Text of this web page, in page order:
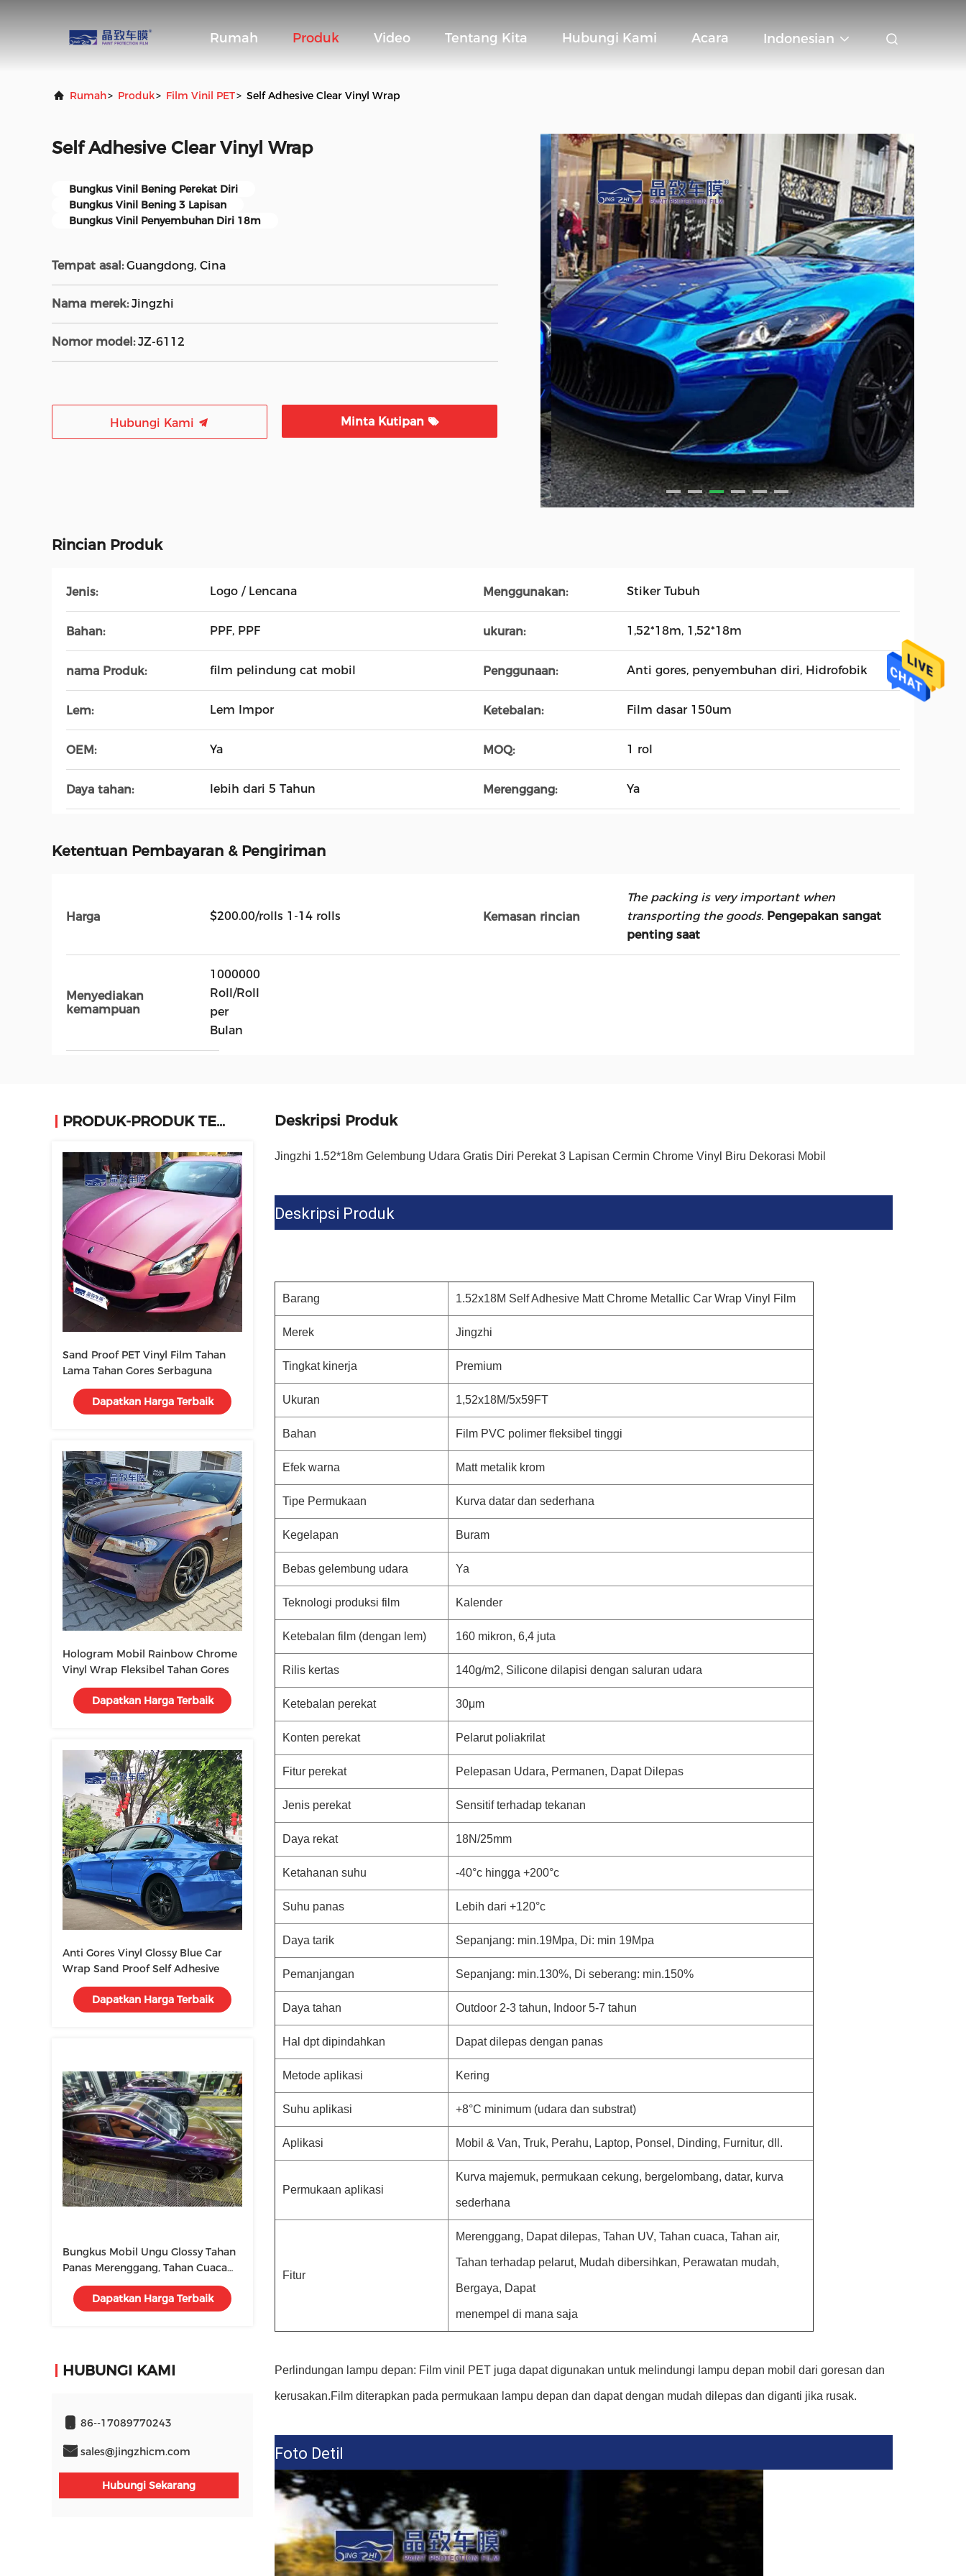
Rumah Produk Video Tentang Kita Hubungi Kami Acara Indonesian
Rumah> Produk> Film Vinil PET> Self Adhesive Clear Vinyl Wrap
Self Adhesive Clear Vinyl Wrap
Bungkus Vinil Bening Perekat Diri
Bungkus Vinil Bening 3 Lapisan
Bungkus Vinil Penyembuhan Diri 18m
Tempat asal: Guangdong, Cina
Nama merek: Jingzhi
Nomor model: JZ-6112
Hubungi Kami Minta Kutipan
Rincian Produk
Jenis: Logo / Lencana Menggunakan: Stiker Tubuh
Bahan: PPF, PPF ukuran: 1,52*18m, 1,52*18m
nama Produk: film pelindung cat mobil Penggunaan: Anti gores, penyembuhan diri, Hidrofobik
Lem: Lem Impor Ketebalan: Film dasar 150um
OEM: Ya MOQ: 1 rol
Daya tahan: lebih dari 5 Tahun Merenggang: Ya
Ketentuan Pembayaran & Pengiriman
Harga $200.00/rolls 1-14 rolls Kemasan rincian
The packing is very important when
transporting the goods. Pengepakan sangat
penting saat
Menyediakan
kemampuan
1000000
Roll/Roll
per
Bulan
PRODUK-PRODUK TERKAIT
Sand Proof PET Vinyl Film Tahan
Lama Tahan Gores Serbaguna
Dapatkan Harga Terbaik
Hologram Mobil Rainbow Chrome
Vinyl Wrap Fleksibel Tahan Gores
Dapatkan Harga Terbaik
Anti Gores Vinyl Glossy Blue Car
Wrap Sand Proof Self Adhesive
Dapatkan Harga Terbaik
Bungkus Mobil Ungu Glossy Tahan
Panas Merenggang, Tahan Cuaca
Chrome Rainbow Vinyl
Dapatkan Harga Terbaik
HUBUNGI KAMI
86--17089770243
sales@jingzhicm.com
Hubungi Sekarang
Deskripsi Produk
Jingzhi 1.52*18m Gelembung Udara Gratis Diri Perekat 3 Lapisan Cermin Chrome Vinyl Biru Dekorasi Mobil
Deskripsi Produk
Barang 1.52x18M Self Adhesive Matt Chrome Metallic Car Wrap Vinyl Film
Merek Jingzhi
Tingkat kinerja Premium
Ukuran 1,52x18M/5x59FT
Bahan Film PVC polimer fleksibel tinggi
Efek warna Matt metalik krom
Tipe Permukaan Kurva datar dan sederhana
Kegelapan Buram
Bebas gelembung udara Ya
Teknologi produksi film Kalender
Ketebalan film (dengan lem) 160 mikron, 6,4 juta
Rilis kertas 140g/m2, Silicone dilapisi dengan saluran udara
Ketebalan perekat 30μm
Konten perekat Pelarut poliakrilat
Fitur perekat Pelepasan Udara, Permanen, Dapat Dilepas
Jenis perekat Sensitif terhadap tekanan
Daya rekat 18N/25mm
Ketahanan suhu -40°c hingga +200°c
Suhu panas Lebih dari +120°c
Daya tarik Sepanjang: min.19Mpa, Di: min 19Mpa
Pemanjangan Sepanjang: min.130%, Di seberang: min.150%
Daya tahan Outdoor 2-3 tahun, Indoor 5-7 tahun
Hal dpt dipindahkan Dapat dilepas dengan panas
Metode aplikasi Kering
Suhu aplikasi +8°C minimum (udara dan substrat)
Aplikasi Mobil & Van, Truk, Perahu, Laptop, Ponsel, Dinding, Furnitur, dll.
Permukaan aplikasi
Kurva majemuk, permukaan cekung, bergelombang, datar, kurva
sederhana
Fitur
Merenggang, Dapat dilepas, Tahan UV, Tahan cuaca, Tahan air,
Tahan terhadap pelarut, Mudah dibersihkan, Perawatan mudah,
Bergaya, Dapat
menempel di mana saja
Perlindungan lampu depan: Film vinil PET juga dapat digunakan untuk melindungi lampu depan mobil dari goresan dan
kerusakan.Film diterapkan pada permukaan lampu depan dan dapat dengan mudah dilepas dan diganti jika rusak.
Foto Detil